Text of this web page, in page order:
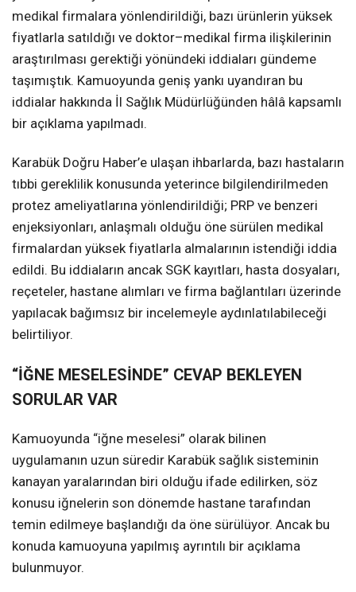
medikal firmalara yönlendirildiği, bazı ürünlerin yüksek
fiyatlarla satıldığı ve doktor–medikal firma ilişkilerinin
araştırılması gerektiği yönündeki iddiaları gündeme
taşımıştık. Kamuoyunda geniş yankı uyandıran bu
iddialar hakkında İl Sağlık Müdürlüğünden hâlâ kapsamlı
bir açıklama yapılmadı.
Karabük Doğru Haber’e ulaşan ihbarlarda, bazı hastaların
tıbbi gereklilik konusunda yeterince bilgilendirilmeden
protez ameliyatlarına yönlendirildiği; PRP ve benzeri
enjeksiyonları, anlaşmalı olduğu öne sürülen medikal
firmalardan yüksek fiyatlarla almalarının istendiği iddia
edildi. Bu iddiaların ancak SGK kayıtları, hasta dosyaları,
reçeteler, hastane alımları ve firma bağlantıları üzerinde
yapılacak bağımsız bir incelemeyle aydınlatılabileceği
belirtiliyor.
“İĞNE MESELESİNDE” CEVAP BEKLEYEN
SORULAR VAR
Kamuoyunda “iğne meselesi” olarak bilinen
uygulamanın uzun süredir Karabük sağlık sisteminin
kanayan yaralarından biri olduğu ifade edilirken, söz
konusu iğnelerin son dönemde hastane tarafından
temin edilmeye başlandığı da öne sürülüyor. Ancak bu
konuda kamuoyuna yapılmış ayrıntılı bir açıklama
bulunmuyor.